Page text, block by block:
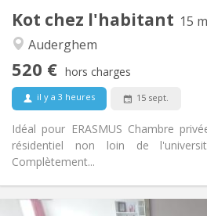
Kot chez l'habitant 15
Auderghem
520 € hors charges
il y a 3 heures 15 sept.
Idéal pour ERASMUS Chambre
résidentiel non loin de
Complètement...
Chaleureuse,